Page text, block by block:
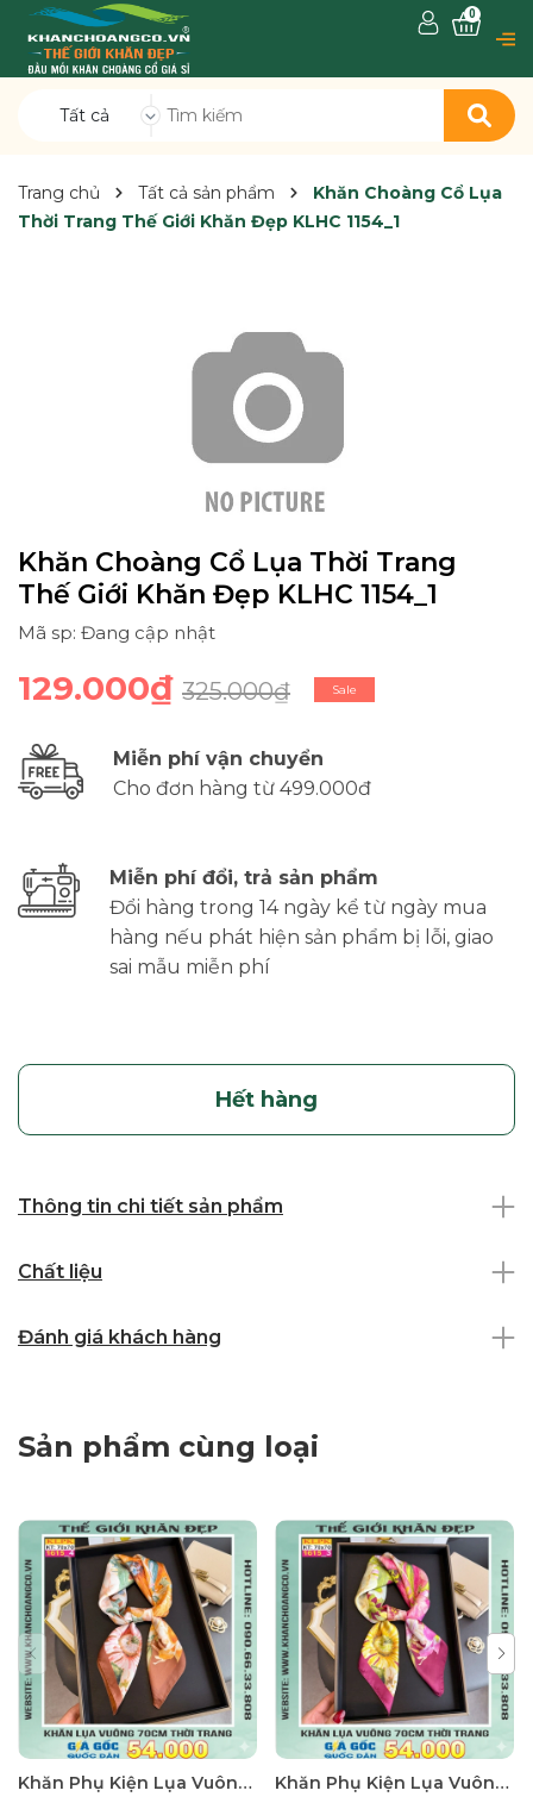
Tất cả
0
Trang chủ Tất cả sản phẩm
Khăn Choàng Cổ Lụa
Thời Trang Thế Giới Khăn Đẹp KLHC 1154_1
Khăn Choàng Cổ Lụa Thời Trang
Thế Giới Khăn Đẹp KLHC 1154_1
Mã sp: Đang cập nhật
129.000₫ 325.000₫ Sale
Miễn phí vận chuyển
Cho đơn hàng từ 499.000đ
Miễn phí đổi, trả sản phẩm
Đổi hàng trong 14 ngày kể từ ngày mua
hàng nếu phát hiện sản phẩm bị lỗi, giao
sai mẫu miễn phí
Hết hàng
Thông tin chi tiết sản phẩm
Chất liệu
Đánh giá khách hàng
Sản phẩm cùng loại
Khăn Phụ Kiện Lụa Vuông 70cm - Thế Giới Khăn Đẹp C1062_4 Khăn Phụ Kiện Lụa Vuông 70cm - Thế Giới Khăn Đẹp C1062_3